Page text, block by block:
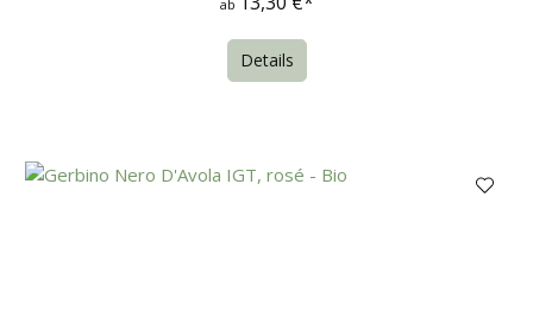
ab
Details